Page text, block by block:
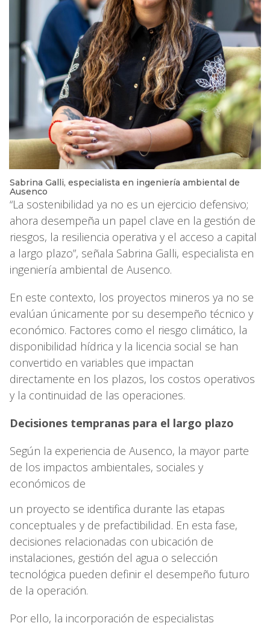
Sabrina Galli, especialista en ingeniería ambiental de
Ausenco
“La sostenibilidad ya no es un ejercicio defensivo;
ahora desempeña un papel clave en la gestión de
riesgos, la resiliencia operativa y el acceso a capital
a largo plazo”, señala Sabrina Galli, especialista en
ingeniería ambiental de Ausenco.
En este contexto, los proyectos mineros ya no se
evalúan únicamente por su desempeño técnico y
económico. Factores como el riesgo climático, la
disponibilidad hídrica y la licencia social se han
convertido en variables que impactan
directamente en los plazos, los costos operativos
y la continuidad de las operaciones.
Decisiones tempranas para el largo plazo
Según la experiencia de Ausenco, la mayor parte
de los impactos ambientales, sociales y
económicos de
un proyecto se identifica durante las etapas
conceptuales y de prefactibilidad. En esta fase,
decisiones relacionadas con ubicación de
instalaciones, gestión del agua o selección
tecnológica pueden definir el desempeño futuro
de la operación.
Por ello, la incorporación de especialistas